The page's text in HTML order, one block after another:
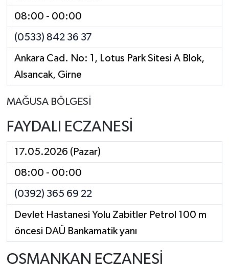
08:00 - 00:00
(0533) 842 36 37
Ankara Cad. No: 1, Lotus Park Sitesi A Blok,
Alsancak, Girne
MAĞUSA BÖLGESİ
FAYDALI ECZANESİ
17.05.2026 (Pazar)
08:00 - 00:00
(0392) 365 69 22
Devlet Hastanesi Yolu Zabitler Petrol 100 m
öncesi DAÜ Bankamatik yanı
OSMANKAN ECZANESİ